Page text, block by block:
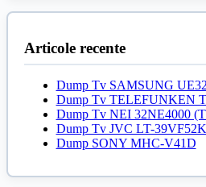
Articole recente
Dump Tv SAMSUNG
Dump Tv TELEFUNKEN
Dump Tv NEI 32NE4000
Dump Tv JVC LT-39VF52K
Dump SONY MHC-V41D